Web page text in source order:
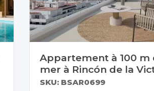
Appartement à 100 m
mer à Rincón de la
SKU: BSAR0699